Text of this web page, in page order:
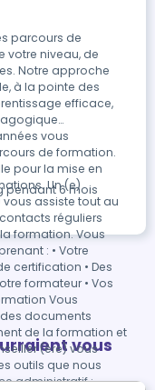
parcours de
votre niveau, de
à la pointe des
efficace,
vous
de formation.
Un (e)
réguliers
Vous
: • Votre
certification • Des
formateur • Vos
Vous
(ère) vous
outils que nous
pendant 6 mois
vous